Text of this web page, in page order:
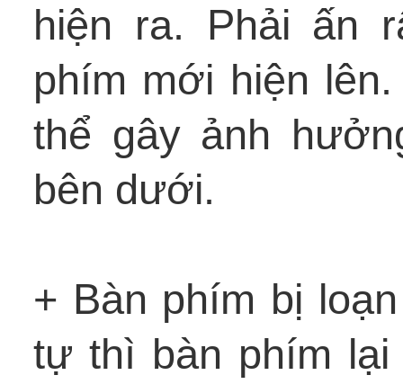
hiện ra. Phải ấn
phím mới hiện
thể gây ảnh
bên dưới.
+ Bàn phím bị
tự thì bàn phím